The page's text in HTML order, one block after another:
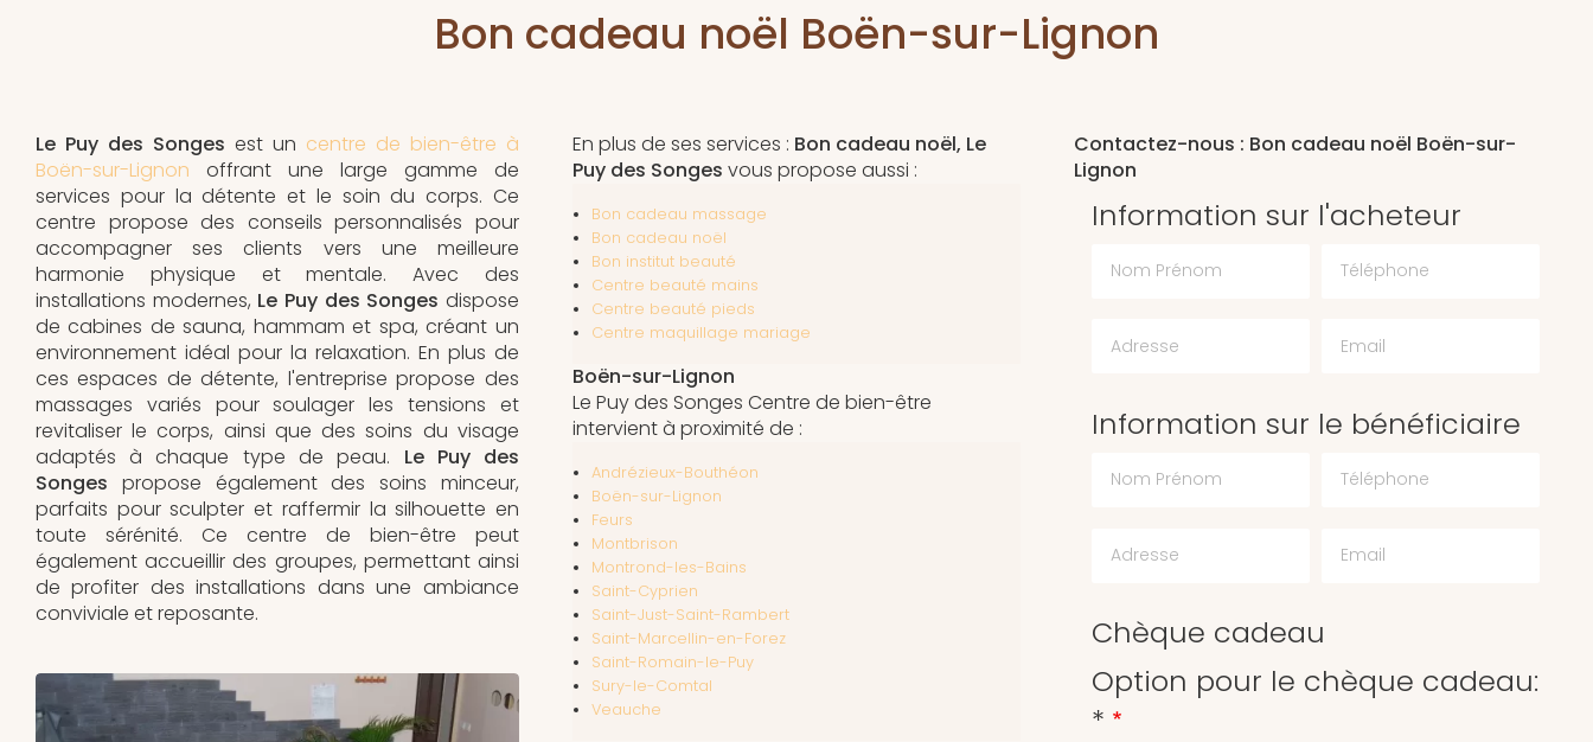
Bon cadeau noël Boën-sur-Lignon
Le Puy des Songes est un centre de bien-être à
Boën-sur-Lignon offrant une large gamme de
services pour la détente et le soin du corps. Ce
centre propose des conseils personnalisés pour
accompagner ses clients vers une meilleure
harmonie physique et mentale. Avec des
installations modernes, Le Puy des Songes dispose
de cabines de sauna, hammam et spa, créant un
environnement idéal pour la relaxation. En plus de
ces espaces de détente, l'entreprise propose des
massages variés pour soulager les tensions et
revitaliser le corps, ainsi que des soins du visage
adaptés à chaque type de peau. Le Puy des
Songes propose également des soins minceur,
parfaits pour sculpter et raffermir la silhouette en
toute sérénité. Ce centre de bien-être peut
également accueillir des groupes, permettant ainsi
de profiter des installations dans une ambiance
conviviale et reposante.
En plus de ses services : Bon cadeau noël, Le
Puy des Songes vous propose aussi :
Bon cadeau massage
Bon cadeau noël
Bon institut beauté
Centre beauté mains
Centre beauté pieds
Centre maquillage mariage
Boën-sur-Lignon
Le Puy des Songes Centre de bien-être
intervient à proximité de :
Andrézieux-Bouthéon
Boën-sur-Lignon
Feurs
Montbrison
Montrond-les-Bains
Saint-Cyprien
Saint-Just-Saint-Rambert
Saint-Marcellin-en-Forez
Saint-Romain-le-Puy
Sury-le-Comtal
Veauche
Contactez-nous : Bon cadeau noël Boën-sur-
Lignon
Information sur l'acheteur
Information sur le bénéficiaire
Chèque cadeau
Option pour le chèque cadeau:
*